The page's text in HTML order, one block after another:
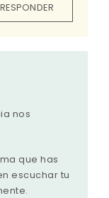
RESPONDER
nos
que has
escuchar tu